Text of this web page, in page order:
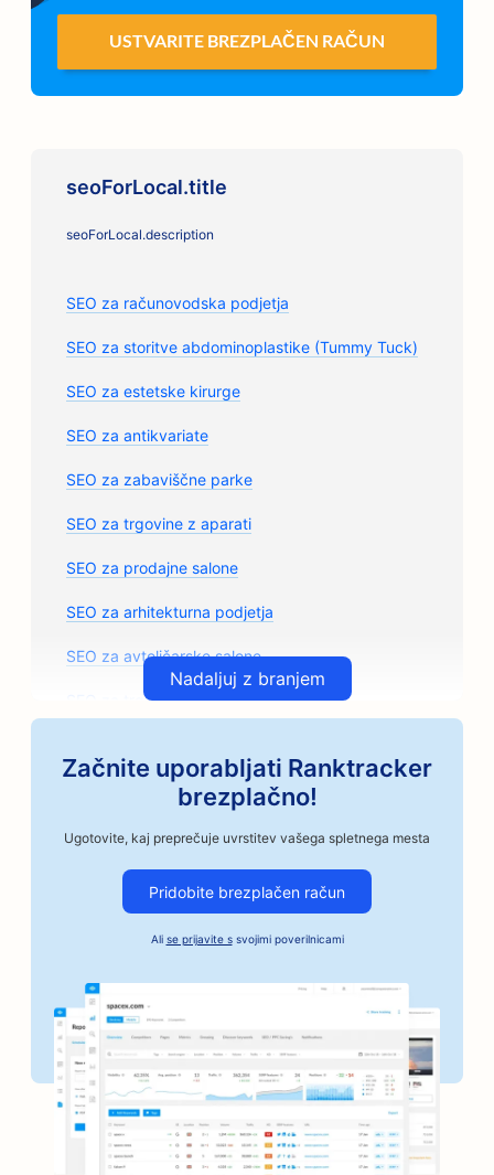
USTVARITE BREZPLAČEN RAČUN
seoForLocal.title
seoForLocal.description
SEO za računovodska podjetja
SEO za storitve abdominoplastike (Tummy Tuck)
SEO za estetske kirurge
SEO za antikvariate
SEO za zabaviščne parke
SEO za trgovine z aparati
SEO za prodajne salone
SEO za arhitekturna podjetja
SEO za avtoličarske salone
SEO za trgovine z avtomobilskimi deli
SEO za avtomehanične delavnice
SEO za obrtne pražarne kave
SEO za storitve Bail Bonds
SEO za frizerske salone
SEO za banke
SEO za knjigarne
SEO za sklepe za peko na žaru
Nadaljuj z branjem
Začnite uporabljati Ranktracker
brezplačno!
Ugotovite, kaj preprečuje uvrstitev vašega spletnega mesta
Pridobite brezplačen račun
Ali se prijavite ssvojimi poverilnicami